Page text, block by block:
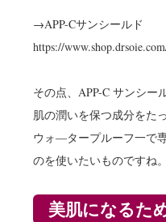
→APP-Cサンシールド
https://
その点、APP-C サンシー
肌の潤いを保つ成分をた
ウォ―タープルーフ一で
のを使いたいものですね。
美肌になるた